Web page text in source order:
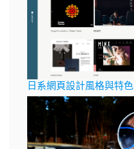
日系網頁設計風格與特色